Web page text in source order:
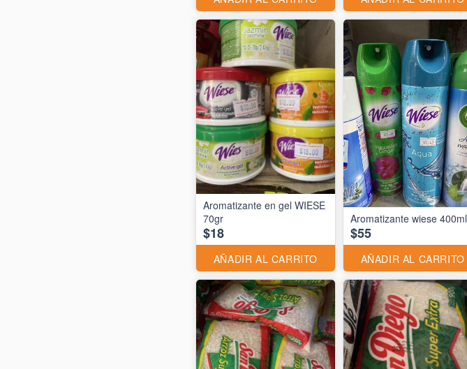
Aromatizante en gel WIESE
70gr
$18
AÑADIR AL CARRITO
Aromatizante wiese 400ml
$55
AÑADIR AL CARRITO